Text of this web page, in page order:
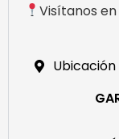
Visítanos
Ubicación